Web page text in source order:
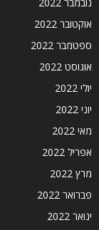
נובמבר 2022
אוקטובר 2022
ספטמבר 2022
אוגוסט 2022
יולי 2022
יוני 2022
מאי 2022
אפריל 2022
מרץ 2022
פברואר 2022
ינואר 2022